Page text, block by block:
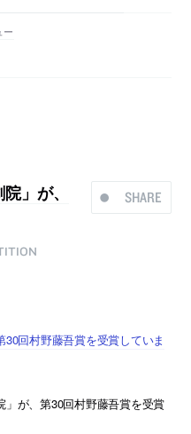
ー
SHARE
」が、
回村野藤吾賞を受賞していま
が、第30回村野藤吾賞を受賞